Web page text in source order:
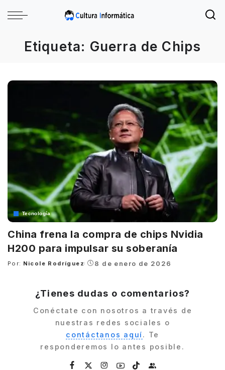
Etiqueta: Guerra de Chips
Tecnología
China frena la compra de chips Nvidia
H200 para impulsar su soberanía
Posted
Por: Nicole Rodríguez 8 de enero de 2026
¿Tienes dudas o comentarios?
Conéctate con nosotros a través de
nuestras redes sociales o
contáctanos aquí. Te
responderemos lo antes posible.